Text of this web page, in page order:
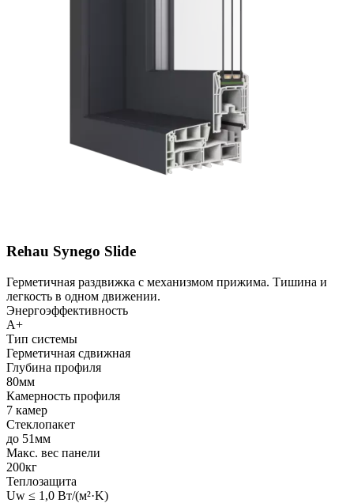
Rehau Synego Slide
Герметичная раздвижка с механизмом прижима. Тишина и
легкость в одном движении.
Энергоэффективность
A+
Тип системы
Герметичная сдвижная
Глубина профиля
80мм
Камерность профиля
7 камер
Стеклопакет
до 51мм
Макс. вес панели
200кг
Теплозащита
Uw ≤ 1,0 Вт/(м²·K)